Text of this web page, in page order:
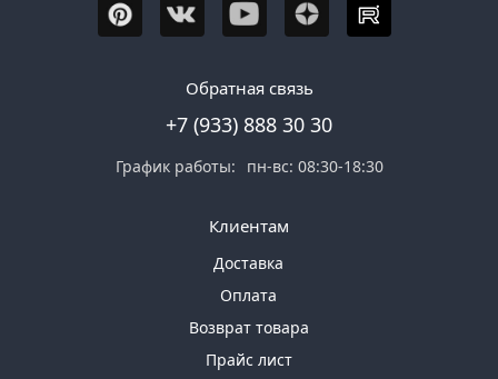
Обратная связь
+7 (933) 888 30 30
График работы: пн-вс: 08:30-18:30
Клиентам
Доставка
Оплата
Возврат товара
Прайс лист